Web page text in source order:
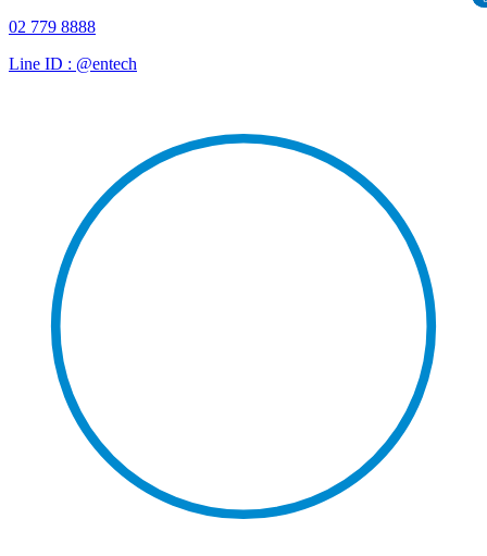
02 779 8888
Line ID : @entech